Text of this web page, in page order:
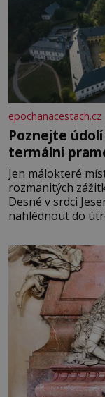
epochanacestach.cz
Poznejte
termální
Jen málokteré
rozmanitých
Desné v srdci
nahlédnout do
se na koloběžce
Velkých Losinách